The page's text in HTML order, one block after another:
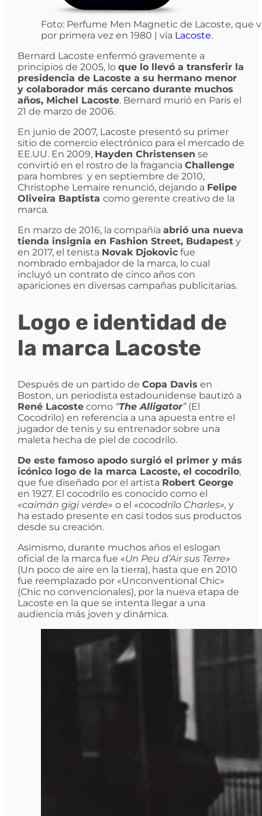
Foto: Perfume Men Magnetic de Lacoste, que
por primera vez en 1980 | vía Lacoste.
Bernard Lacoste enfermó gravemente a
principios de 2005, lo que lo llevó a transferir la
presidencia de Lacoste a su hermano menor
y colaborador más cercano durante muchos
años, Michel Lacoste. Bernard murió en París el
21 de marzo de 2006.
En junio de 2007, Lacoste presentó su primer
sitio de comercio electrónico para el mercado de
EE.UU. En 2009, Hayden Christensen se
convirtió en el rostro de la fragancia Challenge
para hombres y en septiembre de 2010,
Christophe Lemaire renunció, dejando a Felipe
Oliveira Baptista como gerente creativo de la
marca.
En marzo de 2016, la compañía abrió una nueva
tienda insignia en Fashion Street, Budapesty
en 2017, el tenista Novak Djokovicfue
nombrado embajador de la marca, lo cual
incluyó un contrato de cinco años con
apariciones en diversas campañas publicitarias.
Logo e identidad de
la marca Lacoste
Después de un partido de Copa Davis en
Boston, un periodista estadounidense bautizó a
René Lacostecomo “The Alligator”(El
Cocodrilo) en referencia a una apuesta entre el
jugador de tenis y su entrenador sobre una
maleta hecha de piel de cocodrilo.
De este famoso apodo surgió el primer y más
icónico logo de la marca Lacoste, el cocodrilo,
que fue diseñado por el artista Robert George
en 1927. El cocodrilo es conocido como el
«caimán gigi verde» o el «cocodrilo Charles», y
ha estado presente en casi todos sus productos
desde su creación.
Asimismo, durante muchos años el eslogan
oficial de la marca fue «Un Peu d’Air sus Terre»
(Un poco de aire en la tierra), hasta que en 2010
fue reemplazado por «Unconventional Chic»
(Chic no convencionales), por la nueva etapa de
Lacoste en la que se intenta llegar a una
audiencia más joven y dinámica.